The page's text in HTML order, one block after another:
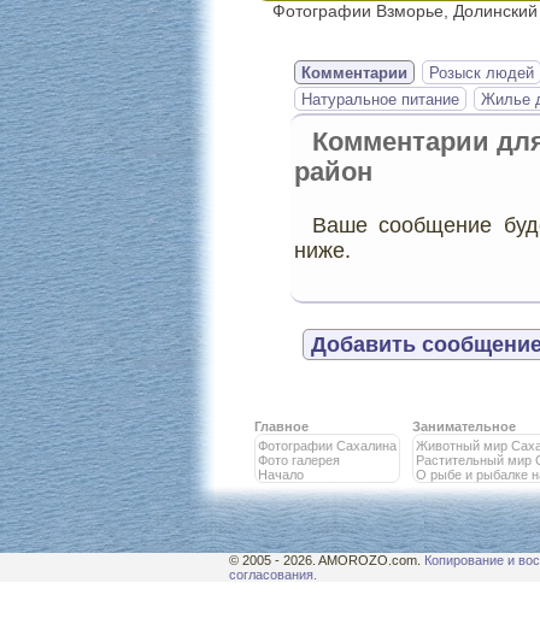
Фотографии Взморье,
Комментарии
Розыск людей
Натуральное питание
Жилье
Комментарии
район
Ваше сообщение
ниже.
Добавить
Главное
Фотографии Сахалина
Фото галерея
Начало
Занимательное
Животный мир
Растительный мир
О рыбе и рыбалке
© 2005 - 2026. AMOROZO.com. Копирование и
согласования.